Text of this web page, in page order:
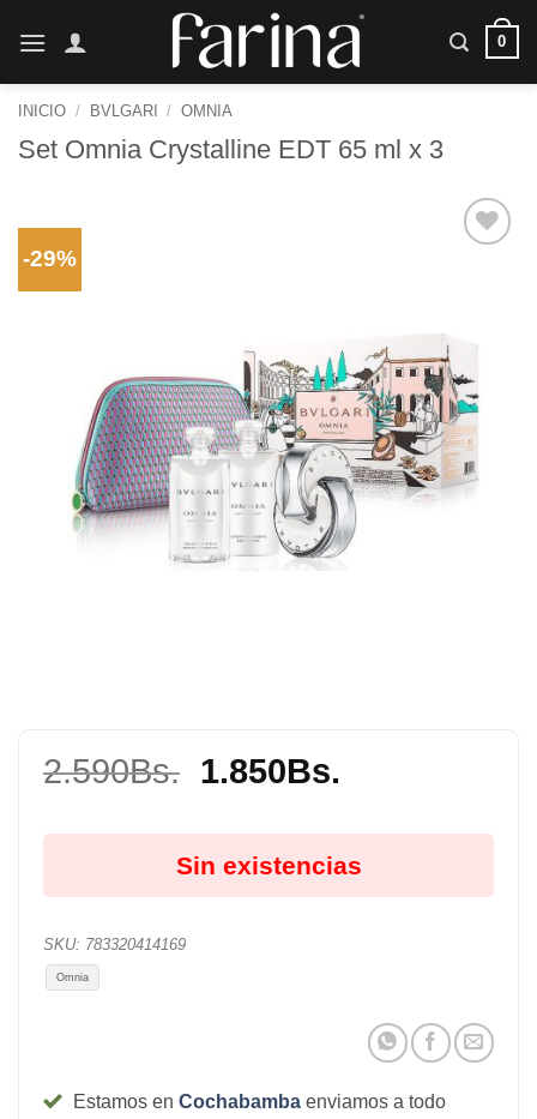
0
INICIO / BVLGARI / OMNIA
Set Omnia Crystalline EDT 65 ml x 3
-29%
2.590Bs. El
original
era:
2.590Bs..
1.850Bs.
actual
es:
1.850Bs..
Sin existencias
SKU: 783320414169
Omnia
Estamos en Cochabamba enviamos a todo